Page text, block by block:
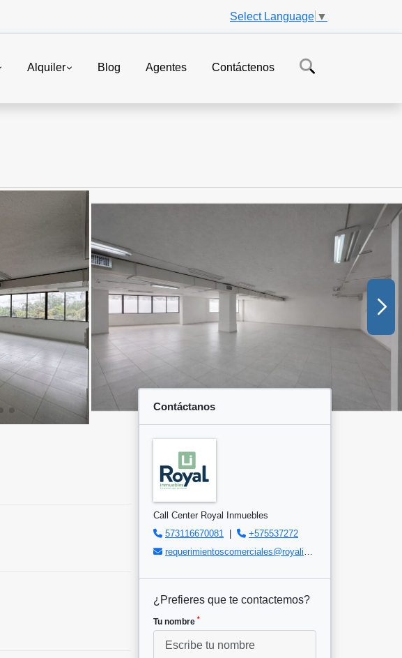
Select Language ▼
Alquiler Blog Agentes Contáctenos
Contáctanos
Call Center Royal Inmuebles
573116670081
|
+575537272
requerimientoscomerciales@royalinmuebles.com
¿Prefieres que te contactemos?
Tu nombre *